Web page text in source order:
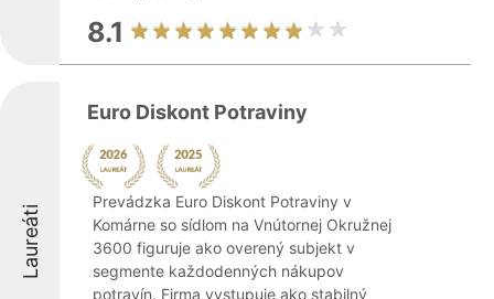
8.1
Laureáti
Euro Diskont Potraviny
Prevádzka Euro Diskont Potraviny v
Komárne so sídlom na Vnútornej Okružnej
3600 figuruje ako overený subjekt v
segmente každodenných nákupov
potravín. Firma vystupuje ako stabilný